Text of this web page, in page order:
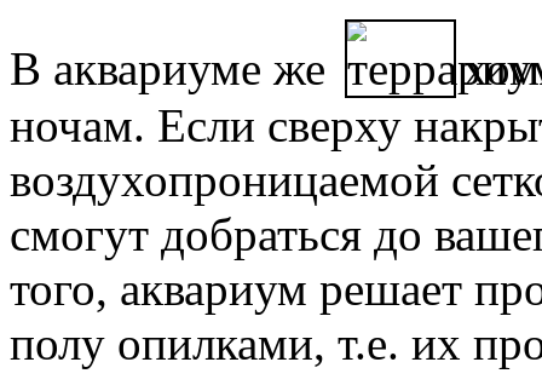
В аквариуме же
ночам. Если сверху
воздухопроницаемой
смогут добраться до
того, аквариум решает
полу опилками, т.е. их